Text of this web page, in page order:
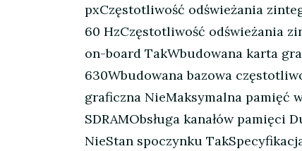
pxCzęstotliwość odświeżania
60 HzCzęstotliwość odświeżania
on-board TakWbudowana karta
630Wbudowana bazowa
graficzna NieMaksymalna pamięć
SDRAMObsługa kanałów
NieStan spoczynku